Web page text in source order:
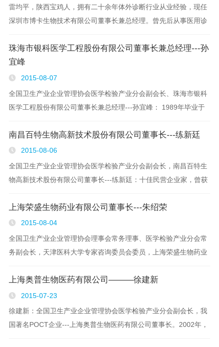
雷均平，陕西宝鸡人，拥有二十余年体外诊断行业从业经验，现任
深圳市博卡生物技术有限公司董事长兼总经理。曾先后从事医用诊
场眼光和丰富的企业管理经验，成功管理和创办..
珠海市银科医学工程股份有限公司董事长兼总经理---孙
宜峰
2015-08-07
全国卫生产业企业管理协会医学检验产业分会副会长、珠海市银科
医学工程股份有限公司董事长兼总经理---孙宜峰： 1989年毕业于
兰州大学生命科学学院兼职教授。 ..
南昌百特生物高新技术股份有限公司董事长---练新廷
2015-08-06
全国卫生产业企业管理协会医学检验产业分会副会长，南昌百特生
物高新技术股份有限公司董事长---练新廷：十佳民营企业家，曾获
家。 1993年3月8日响应党的号召，下海..
上海荣盛生物药业有限公司董事长---朱绍荣
2015-08-04
全国卫生产业企业管理协会理事会常务理事、医学检验产业分会常
务副会长，天津医科大学专家咨询委员会委员，上海荣盛生物药业
剂厂，1993年5月更名为上海荣盛生物技术有..
上海奥普生物医药有限公司———徐建新
2015-07-23
徐建新：全国卫生产业企业管理协会医学检验产业分会副会长，我
国著名POCT企业---上海奥普生物医药有限公司董事长。2002年，